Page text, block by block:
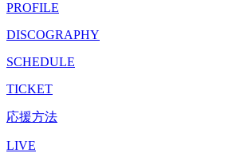
PROFILE
DISCOGRAPHY
SCHEDULE
TICKET
応援方法
LIVE